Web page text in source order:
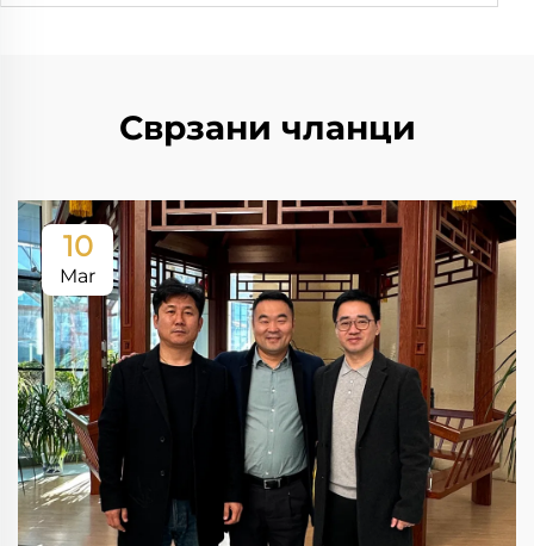
Сврзани чланци
10
Mar